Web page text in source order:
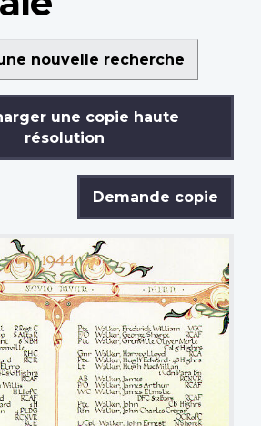
nouvelle recherche
une copie haute
résolution
Demande copie